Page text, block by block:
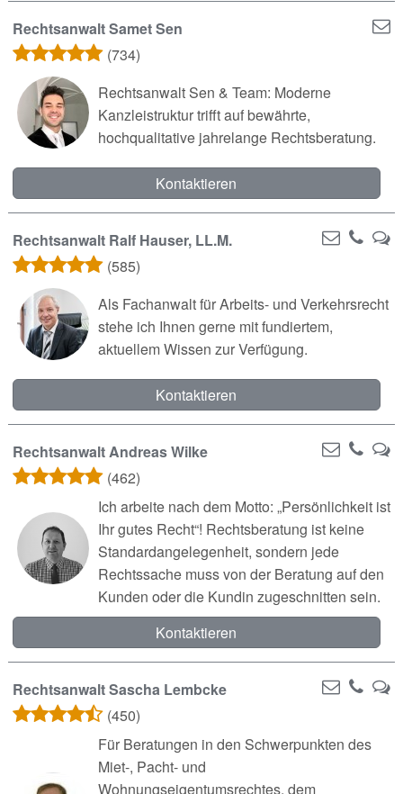
Rechtsanwalt Samet Sen
(734)
Rechtsanwalt Sen & Team: Moderne
Kanzleistruktur trifft auf bewährte,
hochqualitative jahrelange Rechtsberatung.
Kontaktieren
Rechtsanwalt Ralf Hauser, LL.M.
(585)
Als Fachanwalt für Arbeits- und Verkehrsrecht
stehe ich Ihnen gerne mit fundiertem,
aktuellem Wissen zur Verfügung.
Kontaktieren
Rechtsanwalt Andreas Wilke
(462)
Ich arbeite nach dem Motto: „Persönlichkeit ist
Ihr gutes Recht“! Rechtsberatung ist keine
Standardangelegenheit, sondern jede
Rechtssache muss von der Beratung auf den
Kunden oder die Kundin zugeschnitten sein.
Kontaktieren
Rechtsanwalt Sascha Lembcke
(450)
Für Beratungen in den Schwerpunkten des
Miet-, Pacht- und
Wohnungseigentumsrechtes, dem